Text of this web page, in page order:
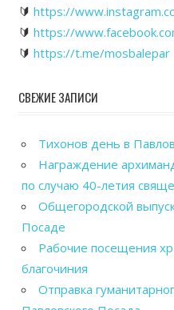
🔰 https://
🔰 https://
🔰 https://t.me/mosbalepar
СВЕЖИЕ ЗАПИСИ
Тихонов день в
Награждение
по случаю 40-летия
Общегородской
Посаде
Рабочие посещения
благочиния
Отправка